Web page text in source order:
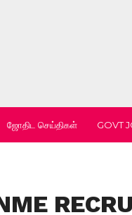
ஜோதிட செய்திகள் GOVT